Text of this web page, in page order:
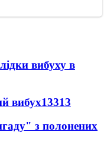
вибуху в
вибух13313
з полонених